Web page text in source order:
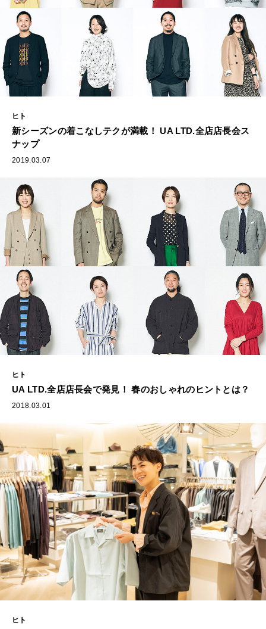
ヒト
新シーズンの着こなしテクが満載！ UA LTD.全店店長会ス
ナップ
2019.03.07
ヒト
UA LTD.全店店長会で発見！ 春のおしゃれのヒントとは？
2018.03.01
ヒト